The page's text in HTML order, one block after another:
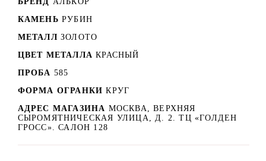
КАМЕНЬ РУБИН
МЕТАЛЛ ЗОЛОТО
ЦВЕТ МЕТАЛЛА КРАСНЫЙ
ПРОБА 585
ФОРМА ОГРАНКИ КРУГ
АДРЕС МАГАЗИНА МОСКВА, ВЕРХНЯЯ
СЫРОМЯТНИЧЕСКАЯ УЛИЦА, Д. 2. ТЦ «ГОЛДЕН
ГРОСС». САЛОН 128